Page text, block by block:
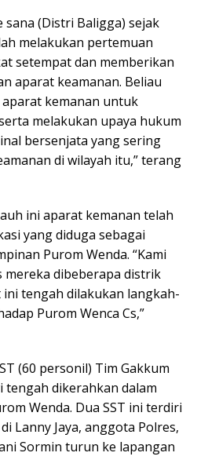
sana (Distri Baligga) sejak
melakukan pertemuan
setempat dan memberikan
aparat keamanan. Beliau
kemanan untuk
melakukan upaya hukum
bersenjata yang sering
di wilayah itu,” terang
ini aparat kemanan telah
yang diduga sebagai
Purom Wenda. “Kami
mereka dibeberapa distrik
tengah dilakukan langkah-
Purom Wenca Cs,”
(60 personil) Tim Gakkum
dikerahkan dalam
Wenda. Dua SST ini terdiri
Lanny Jaya, anggota Polres,
Sormin turun ke lapangan